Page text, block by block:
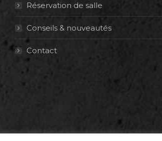
Réservation de salle
Conseils & nouveautés
Contact